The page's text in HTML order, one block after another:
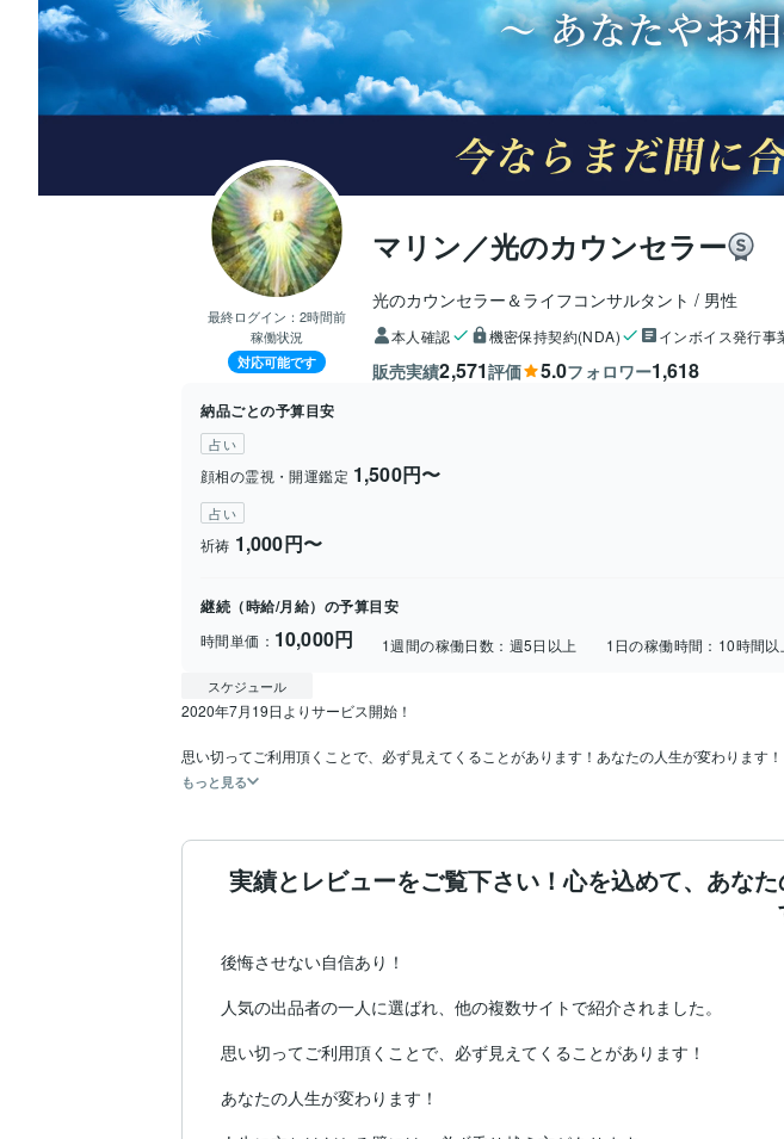
最終ログイン： 2時間前
稼働状況
対応可能です
マリン／光のカウンセラー
光のカウンセラー＆ライフコンサルタント 男性
本人確認 機密保持契約(NDA) インボイス発行事
販売実績2,571評価 5.0フォロワー1,618
納品ごとの予算目安
占い
顔相の霊視・開運鑑定 1,500円〜
占い
祈祷 1,000円〜
継続（時給/月給）の予算目安
時間単価： 10,000円 1週間の稼働日数： 週5日以上 1日の稼働時間： 10時間以
スケジュール
2020年7月19日よりサービス開始！
もっと見る
実績とレビューをご覧下さい！心を込めて、あな
後悔させない自信あり！
人気の出品者の一人に選ばれ、他の複数サイトで紹介されました。
思い切ってご利用頂くことで、必ず見えてくることがあります！
あなたの人生が変わります！